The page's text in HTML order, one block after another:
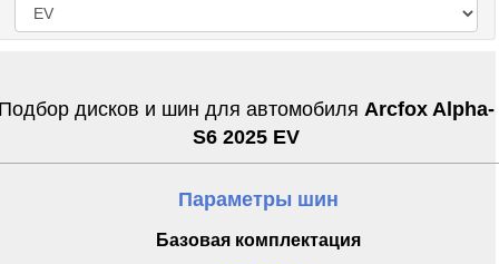
дисков и шин для автомобиля Arcfox Alpha-
S6 2025 EV
Параметры шин
Базовая комплектация